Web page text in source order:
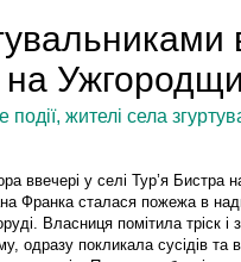
на
жителі села
ввечері у селі Тур’я Бистра
Франка сталася пожежа в
Власниця помітила тріск і
одразу покликала сусідів та